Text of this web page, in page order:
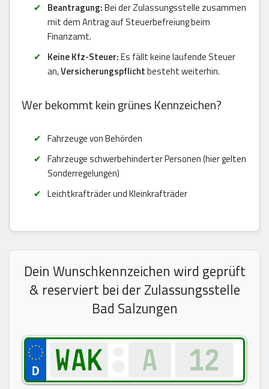
Beantragung:Bei der Zulassungsstelle zusammen
mit dem Antrag auf Steuerbefreiung beim
Finanzamt.
Keine Kfz-Steuer:Es fällt keine laufende Steuer
an,Versicherungspflichtbesteht weiterhin.
Wer bekommt kein grünes Kennzeichen?
Fahrzeuge von Behörden
Fahrzeuge schwerbehinderter Personen (hier gelten
Sonderregelungen)
Leichtkrafträder und Kleinkrafträder
Dein Wunschkennzeichen wird geprüft
& reserviert bei der Zulassungsstelle
Bad Salzungen